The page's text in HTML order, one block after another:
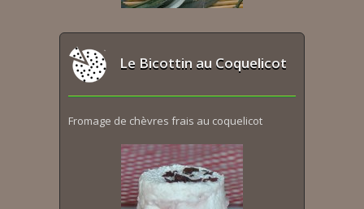
Le Bicottin au Coquelicot
Fromage de chèvres frais au coquelicot